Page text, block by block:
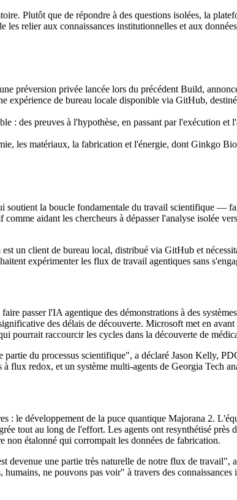
Plutôt que de répondre à des questions isolées, la
relier aux connaissances institutionnelles et aux
préversion privée lancée lors du précédent Build,
expérience de bureau locale disponible via GitHub,
: des preuves à l'hypothèse, en passant par l'exécution
les matériaux, la fabrication et l'énergie, dont Ginkgo
la boucle fondamentale du travail scientifique —
aidant les chercheurs à dépasser l'analyse isolée
un client de bureau local, distribué via GitHub et
expérimenter les flux de travail agentiques sans
passer l'IA agentique des démonstrations à des
des délais de découverte. Microsoft met en
raccourcir les cycles dans la découverte de
du processus scientifique", a déclaré Jason Kelly,
flux redox, et un système multi-agents de Georgia Tech
: le développement de la puce quantique Majorana 2.
tout au long de l'effort. Les agents ont resynthétisé
non étalonné qui corrompait les données de fabrication.
devenue une partie très naturelle de notre flux de
humains, ne pouvons pas voir" à travers des